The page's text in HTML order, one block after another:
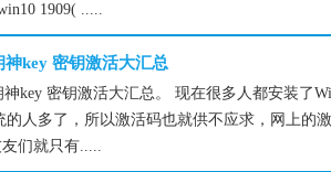
1909( .....
key 密钥激活大汇总
key 密钥激活大汇总。 现在很多人都安装了
的人多了，所以激活码也就供不应求，网上的
们就只有.....